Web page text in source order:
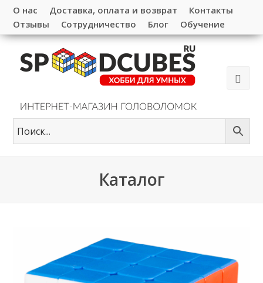
О нас Доставка, оплата и возврат
Контакты
Отзывы
Сотрудничество Блог Обучение
Каталог